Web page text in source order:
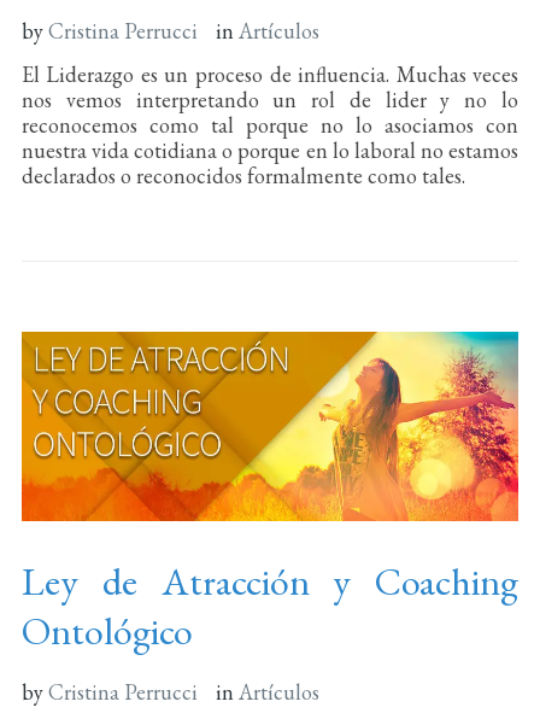
byCristina Perrucci in Artículos
El Liderazgo es un proceso de influencia. Muchas veces
nos vemos interpretando un rol de lider y no lo
reconocemos como tal porque no lo asociamos con
nuestra vida cotidiana o porque en lo laboral no estamos
declarados o reconocidos formalmente como tales.
Ley de Atracción y Coaching
Ontológico
byCristina Perrucci in Artículos